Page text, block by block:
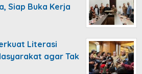
Siap Buka Kerja
Literasi
agar Tak